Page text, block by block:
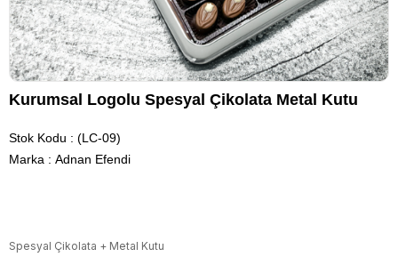
Kurumsal Logolu Spesyal Çikolata Metal Kutu
Stok Kodu
(LC-09)
Marka : Adnan Efendi
Spesyal Çikolata + Metal Kutu